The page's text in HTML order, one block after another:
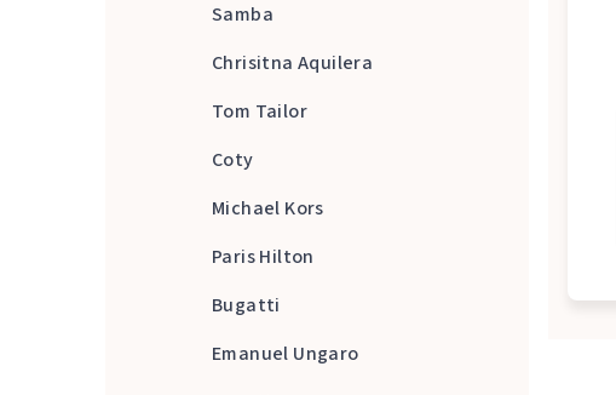
Samba
Chrisitna Aquilera
Tom Tailor
Coty
Michael Kors
Paris Hilton
Bugatti
Emanuel Ungaro